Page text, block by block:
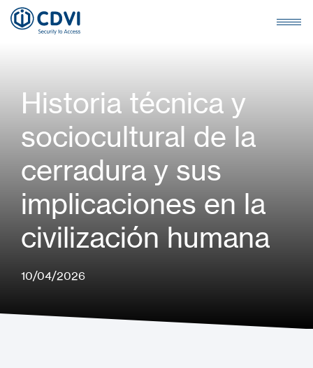
Historia técnica y
sociocultural de la
cerradura y sus
implicaciones en la
civilización humana
10/04/2026